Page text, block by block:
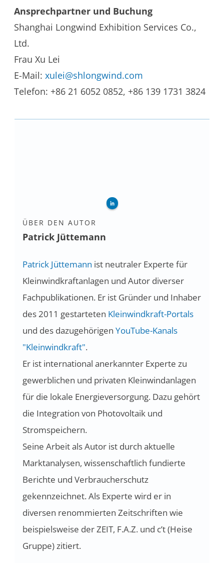
Ansprechpartner und Buchung
Shanghai Longwind Exhibition Services Co.,
Ltd.
Frau Xu Lei
E-Mail: xulei@shlongwind.com
Telefon: +86 21 6052 0852, +86 139 1731 3824
ÜBER DEN AUTOR
Patrick Jüttemann
Patrick Jüttemann ist neutraler Experte für
Kleinwindkraftanlagen und Autor diverser
Fachpublikationen. Er ist Gründer und Inhaber
des 2011 gestarteten Kleinwindkraft-Portals
und des dazugehörigen YouTube-Kanals
"Kleinwindkraft".
Er ist international anerkannter Experte zu
gewerblichen und privaten Kleinwindanlagen
für die lokale Energieversorgung. Dazu gehört
die Integration von Photovoltaik und
Stromspeichern.
Seine Arbeit als Autor ist durch aktuelle
Marktanalysen, wissenschaftlich fundierte
Berichte und Verbraucherschutz
gekennzeichnet. Als Experte wird er in
diversen renommierten Zeitschriften wie
beispielsweise der ZEIT, F.A.Z. und c’t (Heise
Gruppe) zitiert.